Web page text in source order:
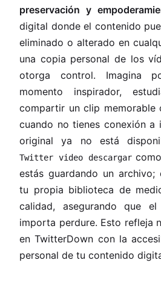
preservación y
digital donde el contenido
eliminado o alterado en
una copia personal de los
otorga control. Imagina
momento inspirador,
compartir un clip memorable
cuando no tienes conexión
original ya no está
Twitter video descargar
estás guardando un archivo;
tu propia biblioteca de
calidad, asegurando que
importa perdure. Esto refleja
en TwitterDown con la
personal de tu contenido